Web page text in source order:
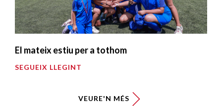
El mateix estiu per a tothom
SEGUEIX LLEGINT
VEURE'N MÉS